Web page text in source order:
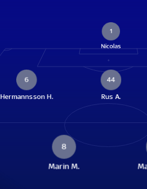
1
Nícolas
6
Hermannsson H.
44
Rus A.
8
Marin M.